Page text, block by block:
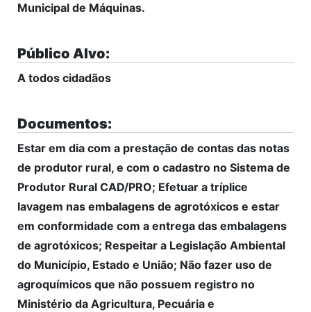
Municipal de Máquinas.
Público Alvo:
A todos cidadãos
Documentos:
Estar em dia com a prestação de contas das notas
de produtor rural, e com o cadastro no Sistema de
Produtor Rural CAD/PRO; Efetuar a tríplice
lavagem nas embalagens de agrotóxicos e estar
em conformidade com a entrega das embalagens
de agrotóxicos; Respeitar a Legislação Ambiental
do Município, Estado e União; Não fazer uso de
agroquímicos que não possuem registro no
Ministério da Agricultura, Pecuária e